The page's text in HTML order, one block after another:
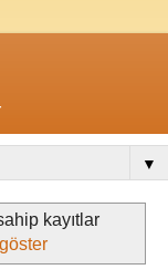
▼
kayıtlar